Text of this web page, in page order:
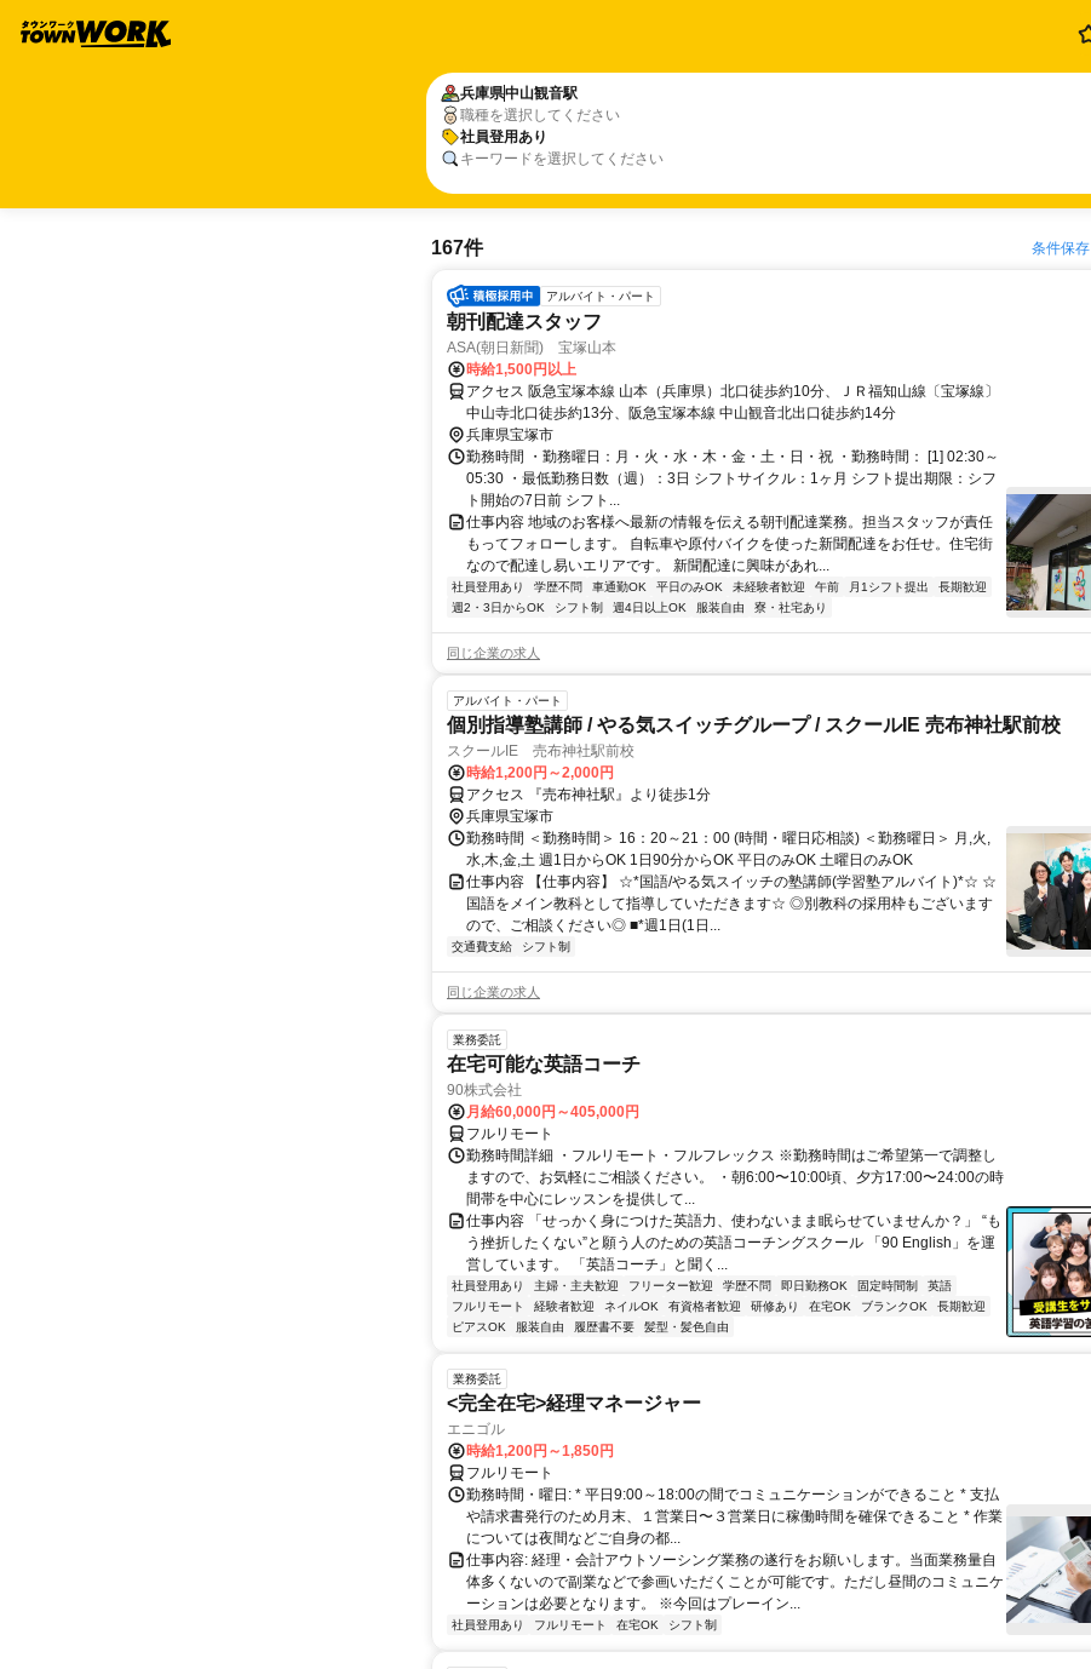
兵庫県中山観音駅
職種を選択してください
社員登用あり
キーワードを選択してください
167件 条件保存
アルバイト・パート
朝刊配達スタッフ
ASA(朝日新聞) 宝塚山本
時給1,500円以上
アクセス 阪急宝塚本線 山本（兵庫県）北口徒歩約10分、ＪＲ福知山線〔宝塚線〕
中山寺北口徒歩約13分、阪急宝塚本線 中山観音北出口徒歩約14分
兵庫県宝塚市
勤務時間 ・勤務曜日：月・火・水・木・金・土・日・祝 ・勤務時間： [1] 02:30～
05:30 ・最低勤務日数（週）：3日 シフトサイクル：1ヶ月 シフト提出期限：シフ
ト開始の7日前 シフト...
仕事内容 地域のお客様へ最新の情報を伝える朝刊配達業務。担当スタッフが責任
もってフォローします。 自転車や原付バイクを使った新聞配達をお任せ。住宅街
なので配達し易いエリアです。 新聞配達に興味があれ...
社員登用あり 学歴不問 車通勤OK 平日のみOK 未経験者歓迎 午前 月1シフト提出
長期歓迎
週2・3日からOK
シフト制 週4日以上OK 服装自由 寮・社宅あり
同じ企業の求人
アルバイト・パート
個別指導塾講師 / やる気スイッチグループ / スクールIE 売布神社駅前校
スクールIE 売布神社駅前校
時給1,200円～2,000円
アクセス 『売布神社駅』より徒歩1分
兵庫県宝塚市
勤務時間 ＜勤務時間＞ 16：20～21：00 (時間・曜日応相談) ＜勤務曜日＞ 月,火,
水,木,金,土 週1日からOK 1日90分からOK 平日のみOK 土曜日のみOK
仕事内容 【仕事内容】 ☆*国語/やる気スイッチの塾講師(学習塾アルバイト)*☆ ☆
国語をメイン教科として指導していただきます☆ ◎別教科の採用枠もございます
ので、ご相談ください◎ ■*週1日(1日...
交通費支給 シフト制
同じ企業の求人
業務委託
在宅可能な英語コーチ
90株式会社
月給60,000円～405,000円
フルリモート
勤務時間詳細 ・フルリモート・フルフレックス ※勤務時間はご希望第一で調整し
ますので、お気軽にご相談ください。 ・朝6:00〜10:00頃、夕方17:00〜24:00の時
間帯を中心にレッスンを提供して...
仕事内容 「せっかく身につけた英語力、使わないまま眠らせていませんか？」 “も
う挫折したくない”と願う人のための英語コーチングスクール 「90 English」を運
営しています。 「英語コーチ」と聞く...
社員登用あり 主婦・主夫歓迎 フリーター歓迎 学歴不問 即日勤務OK 固定時間制
英語
フルリモート
経験者歓迎 ネイルOK 有資格者歓迎 研修あり 在宅OK ブランクOK
長期歓迎
ピアスOK
服装自由 履歴書不要 髪型・髪色自由
業務委託
<完全在宅>経理マネージャー
エニゴル
時給1,200円～1,850円
フルリモート
勤務時間・曜日: * 平日9:00～18:00の間でコミュニケーションができること * 支払
や請求書発行のため月末、１営業日〜３営業日に稼働時間を確保できること * 作業
については夜間などご自身の都...
仕事内容: 経理・会計アウトソーシング業務の遂行をお願いします。当面業務量自
体多くないので副業などで参画いただくことが可能です。ただし昼間のコミュニケ
ーションは必要となります。 ※今回はプレーイン...
社員登用あり フルリモート 在宅OK シフト制